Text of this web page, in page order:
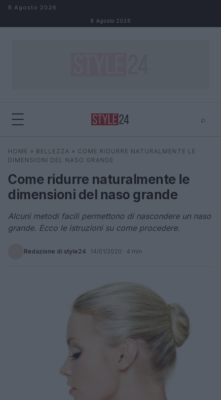
Salta al contenuto
8 Agosto 2026
8 Agosto 2026
⌕
Cerca ⌕
HOME » BELLEZZA » COME RIDURRE NATURALMENTE LE
DIMENSIONI DEL NASO GRANDE
Come ridurre naturalmente le
dimensioni del naso grande
Alcuni metodi facili permettono di nascondere un naso
grande. Ecco le istruzioni su come procedere.
Redazione di style24 · 14/01/2020 · 4 min